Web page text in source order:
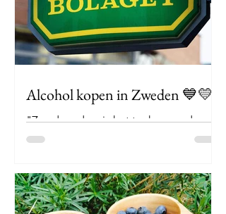
Alcohol kopen in Zweden 💙💛
"Zweden, daar is het toch superduur..."
Of nog "en vooral de alcohol,
nee. Maak kennis met...